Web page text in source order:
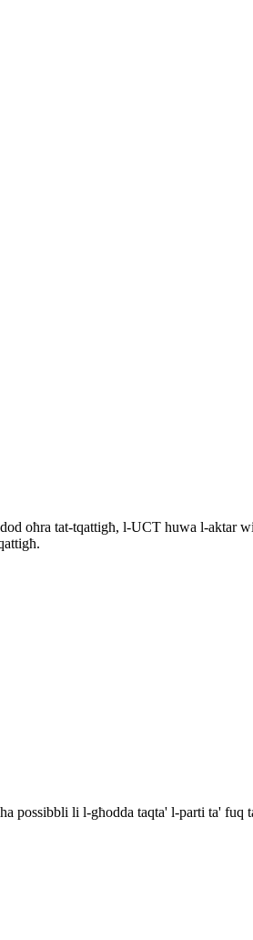
oħra tat-tqattigħ, l-UCT huwa l-aktar
li l-għodda taqta' l-parti ta' fuq